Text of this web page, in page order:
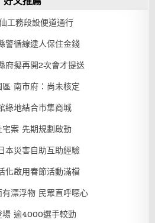
工務段設便道通行
警循線逮人保住金錢
府擬再開2次會才提送
南市府：尚未核定
綠地結合市集商城
案 先期規劃啟動
本災害自助互助經驗
化啟用春節活動滿檔
漂浮物 民眾直呼噁心
場 逾4000選手較勁